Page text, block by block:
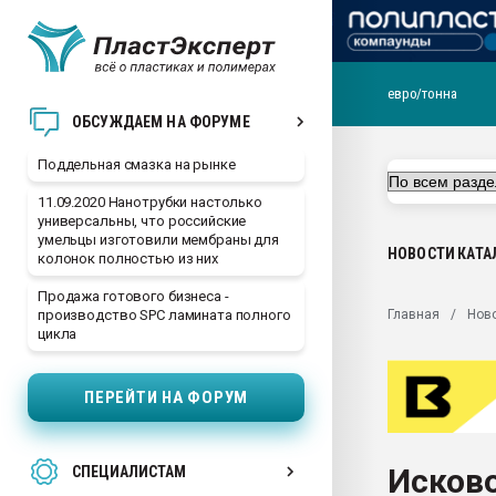
ОБСУЖДАЕМ НА ФОРУМЕ
Поддельная смазка на рынке
11.09.2020 Нанотрубки настолько
универсальны, что российские
умельцы изготовили мембраны для
колонок полностью из них
Продажа готового бизнеса -
производство SPC ламината полного
цикла
ПЕРЕЙТИ НА ФОРУМ
СПЕЦИАЛИСТАМ
ближайшее
Подмосковье, Москва
первый план в
28.07.2026
Всё, что касается
Материал
Продам отходы
евро/тонна
НОВОСТИ
Главная